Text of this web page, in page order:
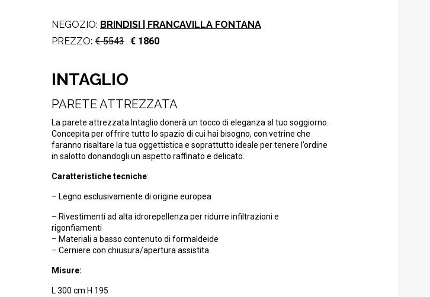
NEGOZIO: BRINDISI | FRANCAVILLA FONTANA
PREZZO: € 5543 € 1860
INTAGLIO
PARETE ATTREZZATA
La parete attrezzata Intaglio donerà un tocco di eleganza al tuo soggiorno.
Concepita per offrire tutto lo spazio di cui hai bisogno, con vetrine che
faranno risaltare la tua oggettistica e soprattutto ideale per tenere l’ordine
in salotto donandogli un aspetto raffinato e delicato.
Caratteristiche tecniche:
– Legno esclusivamente di origine europea
– Rivestimenti ad alta idrorepellenza per ridurre infiltrazioni e
rigonfiamenti
– Materiali a basso contenuto di formaldeide
– Cerniere con chiusura/apertura assistita
Misure:
L 300 cm H 195